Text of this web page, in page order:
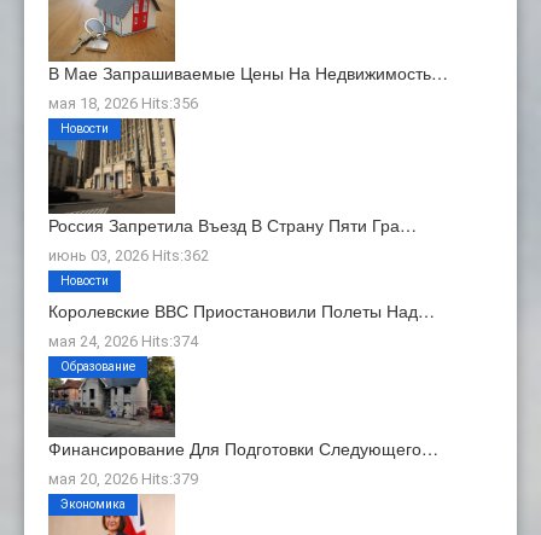
В Мае Запрашиваемые Цены На Недвижимость…
мая 18, 2026 Hits:356
Россия Запретила Въезд В Страну Пяти Гра…
июнь 03, 2026 Hits:362
Новости
Королевские ВВС Приостановили Полеты Над…
мая 24, 2026 Hits:374
Новости
Финансирование Для Подготовки Следующего…
мая 20, 2026 Hits:379
Образование
Экономика